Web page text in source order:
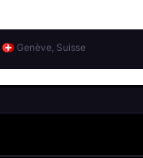
Genève, Suisse